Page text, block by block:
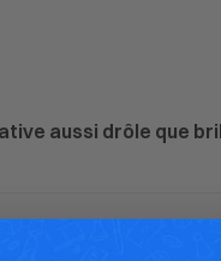
aussi drôle que